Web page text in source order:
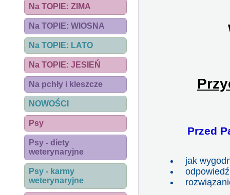
Na TOPIE: ZIMA
Na TOPIE: WIOSNA
Na TOPIE: LATO
Na TOPIE: JESIEŃ
Na pchły i kleszcze
NOWOŚCI
Psy
Psy - diety
weterynaryjne
Psy - karmy
weterynaryjne
Przed
jak